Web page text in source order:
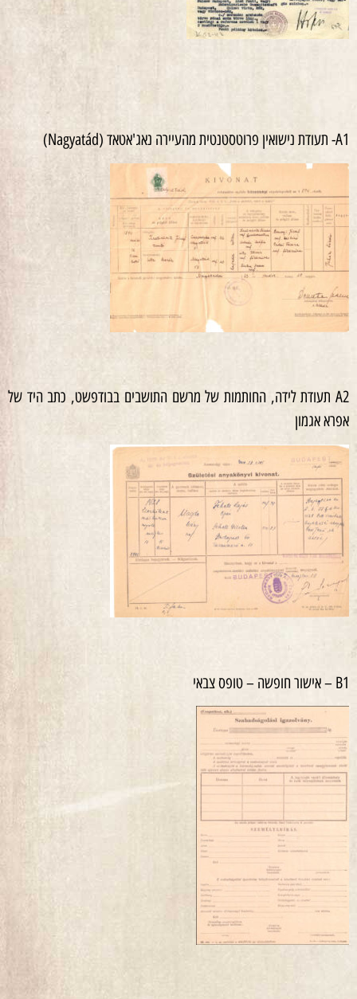
A1- תעודת נישואין פרוטסטנטית מהעיירה נאג'אטאד (Nagyatád)
A2 תעודת לידה, החותמות של מרשם התושבים בבודפשט, כתב היד של
אפרא אגמון
B1 – אישור חופשה – טופס צבאי